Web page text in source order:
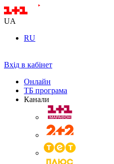
UA
RU
Вхід в кабінет
Онлайн
ТБ програма
Канали